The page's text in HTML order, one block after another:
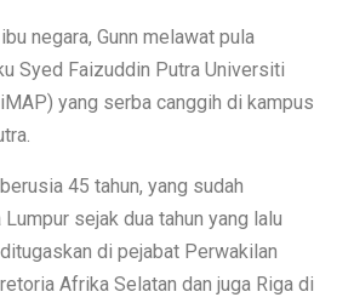
negara, Gunn melawat pula
Syed Faizuddin Putra Universiti
yang serba canggih di kampus
45 tahun, yang sudah
sejak dua tahun yang lalu
di pejabat Perwakilan
Afrika Selatan dan juga Riga di